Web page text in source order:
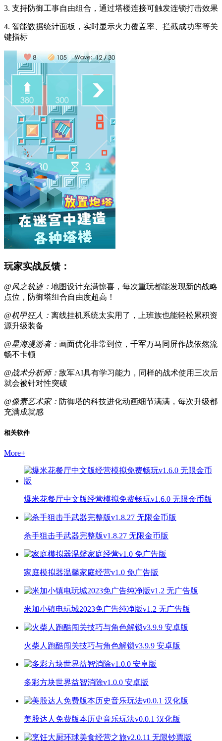
3. 支持防御工事自由组合，通过塔楼连接可触发连锁打击效果
4. 智能数据统计面板，实时显示火力覆盖率、拦截成功率等关
键指标
玩家实战反馈：
@风之轨迹： 地图设计充满惊喜，每次重玩都能发现新的战略
点位，防御塔组合自由度超高！
@机甲狂人： 离线挂机系统太实用了，上班族也能轻松累积资
源升级装备
@星海漫游者： 画面优化非常到位，千军万马同屏作战依然流
畅不卡顿
@战术分析师： 敌军AI具有学习能力，同样的战术使用三次后
就会被针对性突破
@像素艺术家： 防御塔的科技进化动画细节满满，每次升级都
充满成就感
相关软件
More+
爆米花餐厅中文版经营模拟免费畅玩v1.6.0 无限金币版
杀手狙击手武器完整版v1.8.27 无限金币版
家庭模拟器温馨家庭经营v1.0 免广告版
米加小镇电玩城2023免广告纯净版v1.2 无广告版
火柴人跑酷闯关技巧与角色解锁v3.9.9 安卓版
多彩方块世界益智消除v1.0.0 安卓版
美股达人免费版本历史音乐玩法v0.0.1 汉化版